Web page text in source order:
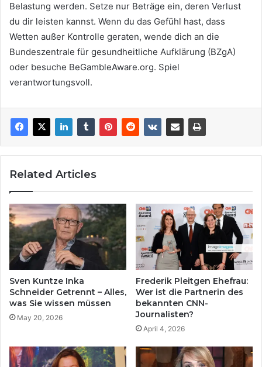
Belastung werden. Setze nur Beträge ein, deren Verlust
du dir leisten kannst. Wenn du das Gefühl hast, dass
Wetten außer Kontrolle geraten, wende dich an die
Bundeszentrale für gesundheitliche Aufklärung (BZgA)
oder besuche BeGambleAware.org. Spiel
verantwortungsvoll.
Related Articles
Sven Kuntze Inka
Schneider Getrennt – Alles,
was Sie wissen müssen
May 20, 2026
Frederik Pleitgen Ehefrau:
Wer ist die Partnerin des
bekannten CNN-
Journalisten?
April 4, 2026